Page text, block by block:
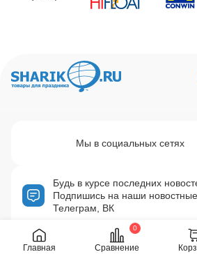
Главная Сравнение
0
Будь в курсе последних
Подпишись на наши
Телеграм, ВК
Подписаться
Мы в социальных сетях